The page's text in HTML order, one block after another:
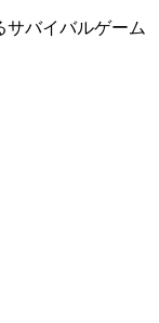
サバイバルゲーム